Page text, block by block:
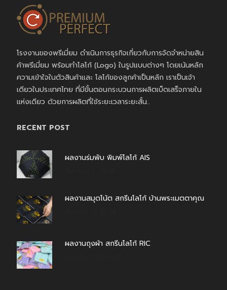
โรงงานของพรีเมี่ยม ดำเนินการธุรกิจเกี่ยวกับการจัดจำหน่ายสิน
ค้าพรีเมี่ยม พร้อมทำโลโก้ (Logo) ในรูปแบบต่างๆ โดยเน้นหลัก
ความเข้าใจในตัวสินค้าและ โลโก้ของลูกค้าเป็นหลัก เราเป็นเจ้า
เดียวในประเทศไทย ที่มีขั้นตอนกระบวนการผลิตเบ็ดเสร็จภายใน
แห่งเดียว ด้วยการผลิตที่ใช้ระยะเวลาระยะสั้น..
RECENT POST
ผลงานร่มพับ พิมพ์โลโก้ AIS
ผลงานสมุดโน้ต สกรีนโลโก้ บ้านพระเมตตาคุณ
ผลงานถุงผ้า สกรีนโลโก้ RIC